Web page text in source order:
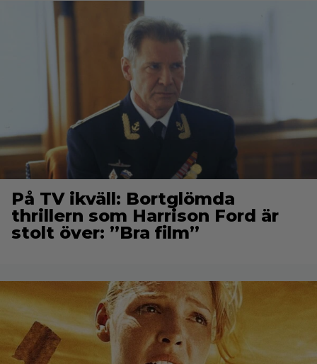
På TV ikväll: Bortglömda
thrillern som Harrison Ford är
stolt över: ”Bra film”